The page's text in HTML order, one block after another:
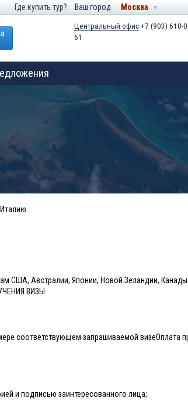
Где купить тур? Ваш город Москва
Центральный офис+7 (903) 610-
61
США, Австралии, Японии, Новой Зеландии, Канады
ВИЗЫ
соответствующем запрашиваемой визеОплата
и подписью заинтересованного лица;